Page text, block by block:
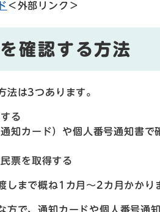
＜外部リンク＞
確認する方法
法は3つあります。
る
通知カード）や個人番号通知書
票を取得する
しまで概ね1カ月～2カ月かかり
方で、通知カードや個人番号通